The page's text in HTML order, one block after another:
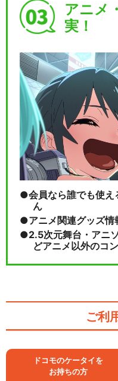
アニメ
実！
会員なら誰でも使え
ん
アニメ関連グッズ情
2.5次元舞台・アニ
どアニメ以外のコ
ご利
ドコモのケータイを
お持ちの方